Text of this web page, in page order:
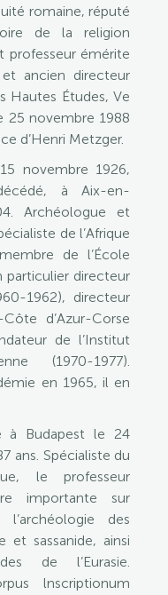
romaine, réputé
de la religion
professeur émérite
et ancien directeur
Hautes Études, Ve
25 novembre 1988
d’Henri Metzger.
novembre 1926,
à Aix-en-
Archéologue et
de l’Afrique
de l’École
particulier directeur
1962), directeur
d’Azur-Corse
de l’Institut
(1970-1977).
en 1965, il en
à Budapest le 24
ans. Spécialiste du
le professeur
importante sur
des
et sassanide, ainsi
de l’Eurasie.
lnscriptionum